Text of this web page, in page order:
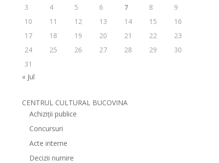
3
4 5 6 7 8
9
10
11 12 13 14 15
16
17
18 19 20 21 22
23
24
25 26 27 28 29
30
31
« Jul
CENTRUL CULTURAL BUCOVINA
Achiziții publice
Concursuri
Acte interne
Decizii numire